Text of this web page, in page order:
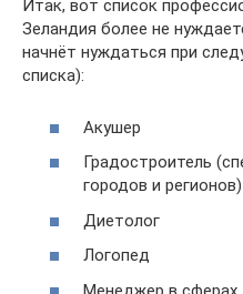
Итак, вот список
Зеландия более не
начнёт нуждаться при
списка):
Акушер
Градостроитель
городов и регионов)
Диетолог
Логопед